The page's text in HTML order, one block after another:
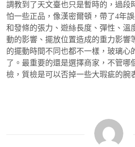
調教到了天文臺也只是暫時的，過段
怕一些正品，像漢密爾頓，帶了4年
和發條的張力、遊絲長度、彈性、溫
動的影響、擺放位置造成的重力影響
的擺動時間不同也都不一樣，玻璃心
了。最重要的還是選擇商家，不管哪
檢，質檢是可以否掉一些大瑕疵的腕